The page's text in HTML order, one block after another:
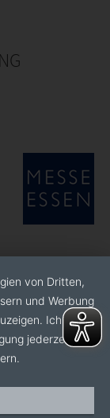
von Dritten,
und Werbung
Ich bin
jederzeit mit